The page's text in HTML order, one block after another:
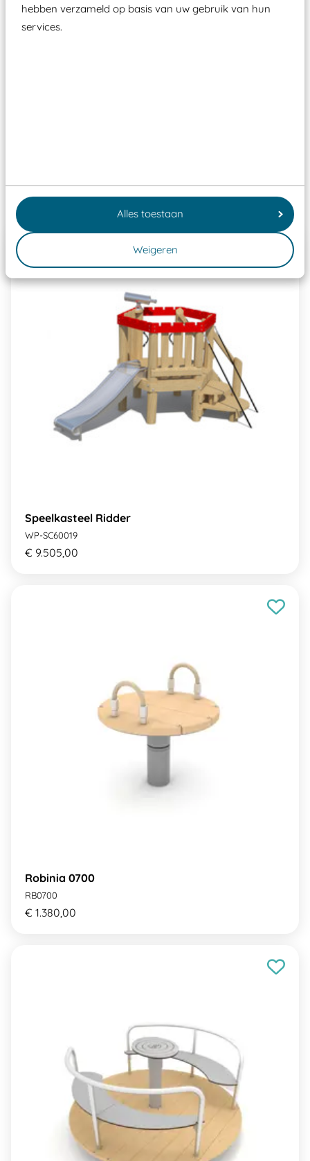
hebben verzameld op basis van uw gebruik van hun
services.
Alles toestaan
Weigeren
Elk speeltoestel in de openbare ruimte voorzien
Past er goed bij
Speelkasteel Ridder
WP-SC60019
€ 9.505,00
Robinia 0700
RB0700
€ 1.380,00